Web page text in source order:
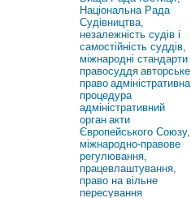
Національна Рада
Судівництва,
незалежність судів і
самостійність суддів,
міжнародні стандарти
правосуддя авторське
право адміністративна
процедура
адміністративний
орган акти
Європейського Союзу,
міжнародно-правове
регулювання,
працевлаштування,
право на вільне
пересування